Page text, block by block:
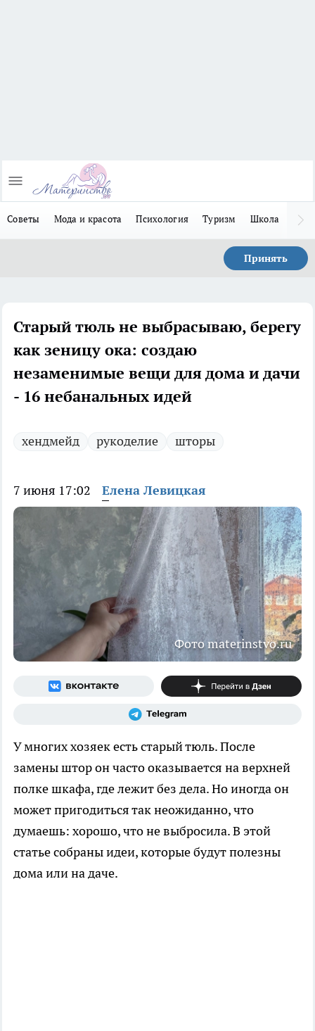
Советы Мода и красота Психология Туризм Школа
Принять
Старый тюль не выбрасываю, берегу
как зеницу ока: создаю
незаменимые вещи для дома и дачи
- 16 небанальных идей
хендмейд рукоделие шторы
7 июня 17:02 Елена Левицкая
Фото materinstvo.ru
У многих хозяек есть старый тюль. После
замены штор он часто оказывается на верхней
полке шкафа, где лежит без дела. Но иногда он
может пригодиться так неожиданно, что
думаешь: хорошо, что не выбросила. В этой
статье собраны идеи, которые будут полезны
дома или на даче.